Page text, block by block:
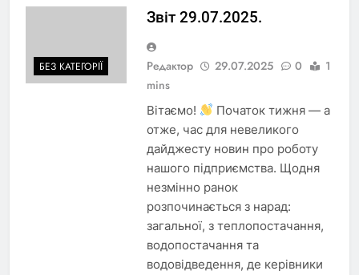
БЕЗ КАТЕГОРІЇ
Звіт 29.07.2025.
Редактор 29.07.2025 0
1
mins
Вітаємо!
Початок тижня — а
отже, час для невеликого
дайджесту новин про роботу
нашого підприємства. Щодня
незмінно ранок
розпочинається з нарад:
загальної, з теплопостачання,
водопостачання та
водовідведення, де керівники